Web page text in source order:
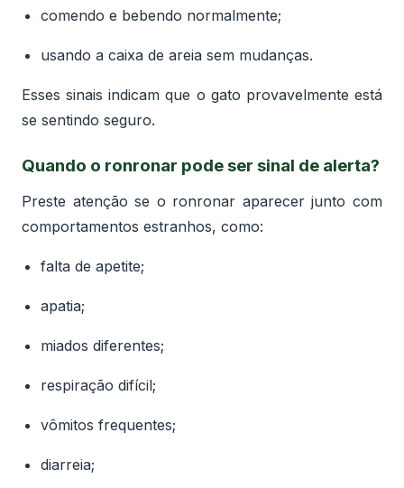
comendo e bebendo normalmente;
usando a caixa de areia sem mudanças.
Esses sinais indicam que o gato provavelmente está
se sentindo seguro.
Quando o ronronar pode ser sinal de alerta?
Preste atenção se o ronronar aparecer junto com
comportamentos estranhos, como:
falta de apetite;
apatia;
miados diferentes;
respiração difícil;
vômitos frequentes;
diarreia;